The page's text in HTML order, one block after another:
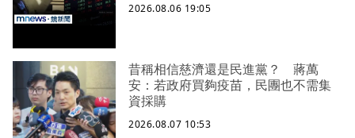
2026.08.06 19:05
昔稱相信慈濟還是民進黨？ 蔣萬
安：若政府買夠疫苗，民團也不需集
資採購
2026.08.07 10:53